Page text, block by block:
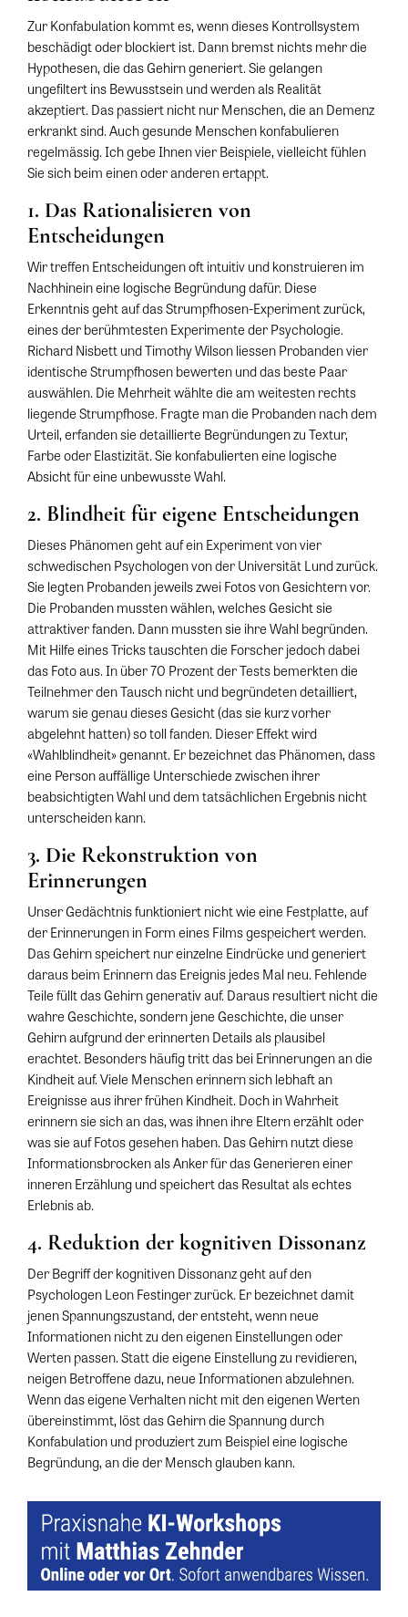
Zur Konfabulation kommt es, wenn dieses Kontrollsystem
beschädigt oder blockiert ist. Dann bremst nichts mehr die
Hypothesen, die das Gehirn generiert. Sie gelangen
ungefiltert ins Bewusstsein und werden als Realität
akzeptiert. Das passiert nicht nur Menschen, die an Demenz
erkrankt sind. Auch gesunde Menschen konfabulieren
regelmässig. Ich gebe Ihnen vier Beispiele, vielleicht fühlen
Sie sich beim einen oder anderen ertappt.
1. Das Rationalisieren von
Entscheidungen
Wir treffen Entscheidungen oft intuitiv und konstruieren im
Nachhinein eine logische Begründung dafür. Diese
Erkenntnis geht auf das Strumpfhosen-Experiment zurück,
eines der berühmtesten Experimente der Psychologie.
Richard Nisbett und Timothy Wilson liessen Probanden vier
identische Strumpfhosen bewerten und das beste Paar
auswählen. Die Mehrheit wählte die am weitesten rechts
liegende Strumpfhose. Fragte man die Probanden nach dem
Urteil, erfanden sie detaillierte Begründungen zu Textur,
Farbe oder Elastizität. Sie konfabulierten eine logische
Absicht für eine unbewusste Wahl.
2. Blindheit für eigene Entscheidungen
Dieses Phänomen geht auf ein Experiment von vier
schwedischen Psychologen von der Universität Lund zurück.
Sie legten Probanden jeweils zwei Fotos von Gesichtern vor.
Die Probanden mussten wählen, welches Gesicht sie
attraktiver fanden. Dann mussten sie ihre Wahl begründen.
Mit Hilfe eines Tricks tauschten die Forscher jedoch dabei
das Foto aus. In über 70 Prozent der Tests bemerkten die
Teilnehmer den Tausch nicht und begründeten detailliert,
warum sie genau dieses Gesicht (das sie kurz vorher
abgelehnt hatten) so toll fanden. Dieser Effekt wird
«Wahlblindheit» genannt. Er bezeichnet das Phänomen, dass
eine Person auffällige Unterschiede zwischen ihrer
beabsichtigten Wahl und dem tatsächlichen Ergebnis nicht
unterscheiden kann.
3. Die Rekonstruktion von
Erinnerungen
Unser Gedächtnis funktioniert nicht wie eine Festplatte, auf
der Erinnerungen in Form eines Films gespeichert werden.
Das Gehirn speichert nur einzelne Eindrücke und generiert
daraus beim Erinnern das Ereignis jedes Mal neu. Fehlende
Teile füllt das Gehirn generativ auf. Daraus resultiert nicht die
wahre Geschichte, sondern jene Geschichte, die unser
Gehirn aufgrund der erinnerten Details als plausibel
erachtet. Besonders häufig tritt das bei Erinnerungen an die
Kindheit auf. Viele Menschen erinnern sich lebhaft an
Ereignisse aus ihrer frühen Kindheit. Doch in Wahrheit
erinnern sie sich an das, was ihnen ihre Eltern erzählt oder
was sie auf Fotos gesehen haben. Das Gehirn nutzt diese
Informationsbrocken als Anker für das Generieren einer
inneren Erzählung und speichert das Resultat als echtes
Erlebnis ab.
4. Reduktion der kognitiven Dissonanz
Der Begriff der kognitiven Dissonanz geht auf den
Psychologen Leon Festinger zurück. Er bezeichnet damit
jenen Spannungszustand, der entsteht, wenn neue
Informationen nicht zu den eigenen Einstellungen oder
Werten passen. Statt die eigene Einstellung zu revidieren,
neigen Betroffene dazu, neue Informationen abzulehnen.
Wenn das eigene Verhalten nicht mit den eigenen Werten
übereinstimmt, löst das Gehirn die Spannung durch
Konfabulation und produziert zum Beispiel eine logische
Begründung, an die der Mensch glauben kann.